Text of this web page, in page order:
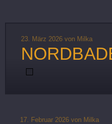
23. März 2026 von Milka
17. Februar 2026 von Milka